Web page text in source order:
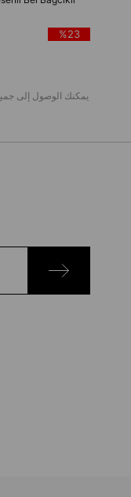
%23
يمكنك الوصول إلى